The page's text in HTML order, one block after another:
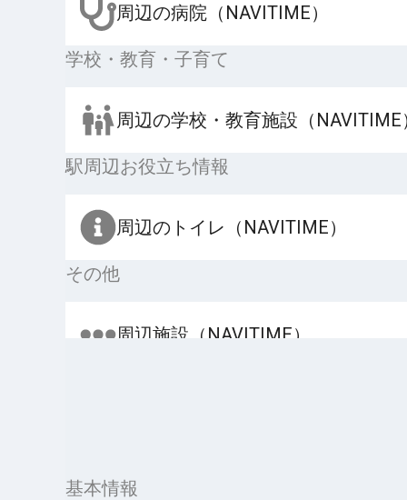
周辺の病院（NAVITIME）
学校・教育・子育て
周辺の学校・教育施設（NAVITIME
駅周辺お役立ち情報
周辺のトイレ（NAVITIME）
その他
周辺施設（NAVITIME）
基本情報